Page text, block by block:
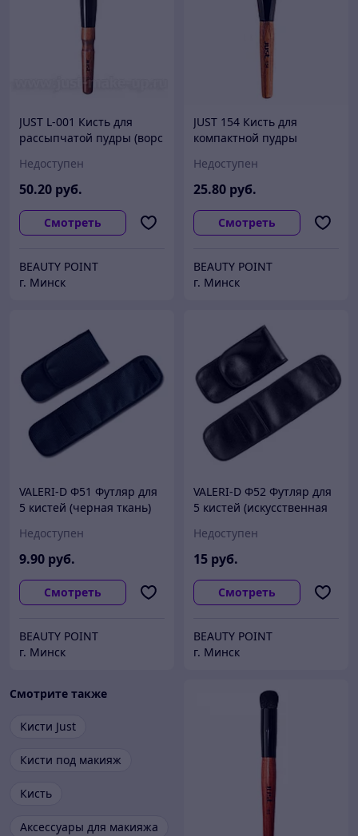
JUST L-001 Кисть для
рассыпчатой пудры (ворс
Недоступен
50.20 руб.
Смотреть
BEAUTY POINT
г. Минск
JUST 154 Кисть для
компактной пудры
покрытием)
Недоступен
25.80 руб.
Смотреть
BEAUTY POINT
г. Минск
VALERI-D Ф51 Футляр для
5 кистей (черная ткань)
Недоступен
9.90 руб.
Смотреть
BEAUTY POINT
г. Минск
VALERI-D Ф52 Футляр для
5 кистей (искусственная
Недоступен
15 руб.
Смотреть
BEAUTY POINT
г. Минск
Смотрите также
Кисти Just
Кисти под макияж
Кисть
Аксессуары для макияжа